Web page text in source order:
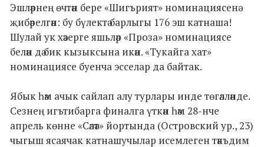
Эшләрнең өчтән бере «Шигърият» номинациясенә
җибәрелгән: бу бүлектә барлыгы 176 эш катнаша!
Шулай ук хәзерге яшьләр «Проза» номинациясе
белән дә бик кызыксына икән. «Тукайга хат»
номинациясе буенча эсселар да байтак.
Ябык һәм ачык сайлап алу турлары инде төгәлләнде.
Сезнең игътибарга финалга үткән һәм 28-нче
апрель көнне «Сәләт» йортында (Островский ур., 23)
чыгыш ясаячак катнашучылар исемлеген тәкъдим